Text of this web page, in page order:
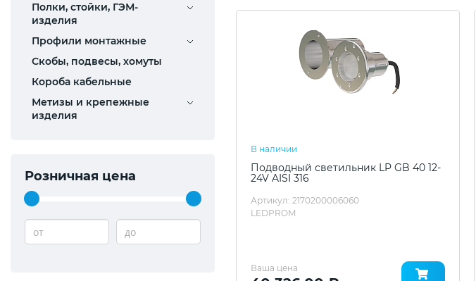
Полки, стойки, ГЭМ-
изделия
Профили монтажные
Скобы, подвесы, хомуты
Короба кабельные
Метизы и крепежные
изделия
Розничная цена
от до
В наличии
Подводный светильник LP GB 40 12-
24V AISI 316
Артикул: 2170200006060
LEDPROM
Ваша цена